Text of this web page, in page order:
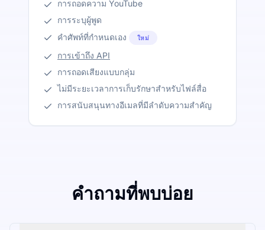
การถอดความ YouTube
การระบุผู้พูด
คำศัพท์ที่กำหนดเอง
ใหม่
การเข้าถึง API
การถอดเสียงแบบกลุ่ม
ไม่มีระยะเวลาการเก็บรักษาสำหรับไฟล์สื่อ
การสนับสนุนทางอีเมลที่มีลำดับความสำคัญ
คำถามที่พบบ่อย